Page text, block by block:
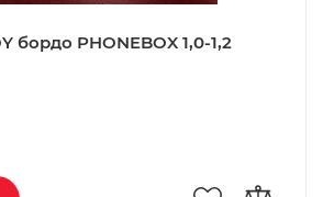
бордо PHONEBOX 1,0-1,2